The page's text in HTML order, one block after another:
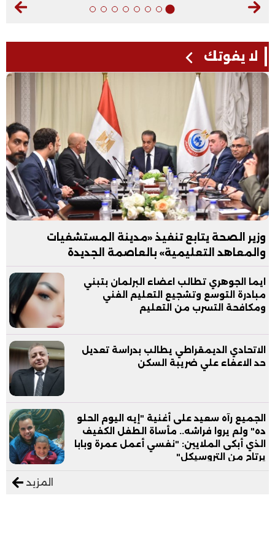
لا يفوتك
وزير الصحة يتابع تنفيذ «مدينة المستشفيات
والمعاهد التعليمية» بالعاصمة الجديدة
ايما الجوهري تطالب اعضاء البرلمان بتبني
مبادرة التوسع وتشجيع التعليم الفني
ومكافحة التسرب من التعليم
الاتحادي الديمقراطي يطالب بدراسة تعديل
حد الاعفاء علي ضريبة السكن
الجميع رآه سعيد على أغنية "إيه اليوم الحلو
ده" ولم يروا فراشه.. مأساة الطفل الكفيف
الذي أبكى الملايين: "نفسي أعمل عمرة وبابا
يرتاح من التروسيكل"
المزيد